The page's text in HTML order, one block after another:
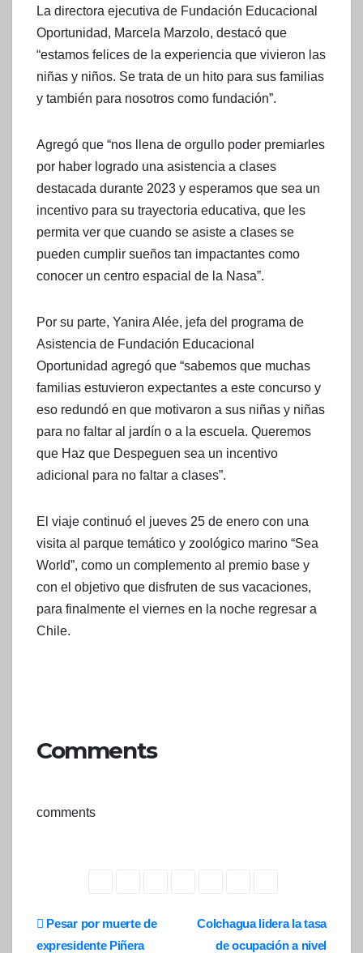
La directora ejecutiva de Fundación Educacional
Oportunidad, Marcela Marzolo, destacó que
“estamos felices de la experiencia que vivieron las
niñas y niños. Se trata de un hito para sus familias
y también para nosotros como fundación”.
Agregó que “nos llena de orgullo poder premiarles
por haber logrado una asistencia a clases
destacada durante 2023 y esperamos que sea un
incentivo para su trayectoria educativa, que les
permita ver que cuando se asiste a clases se
pueden cumplir sueños tan impactantes como
conocer un centro espacial de la Nasa”.
Por su parte, Yanira Alée, jefa del programa de
Asistencia de Fundación Educacional
Oportunidad agregó que “sabemos que muchas
familias estuvieron expectantes a este concurso y
eso redundó en que motivaron a sus niñas y niñas
para no faltar al jardín o a la escuela. Queremos
que Haz que Despeguen sea un incentivo
adicional para no faltar a clases”.
El viaje continuó el jueves 25 de enero con una
visita al parque temático y zoológico marino “Sea
World”, como un complemento al premio base y
con el objetivo que disfruten de sus vacaciones,
para finalmente el viernes en la noche regresar a
Chile.
Comments
comments
Navegación
Colchagua lidera la tasa
de ocupación a nivel
Pesar por muerte de
expresidente Piñera